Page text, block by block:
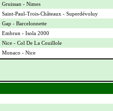
Gruissan - Nimes
Saint-Paul-Trois-Châteaux - Superdévoluy
Gap - Barcelonnette
Embrun - Isola 2000
Nice - Col De La Couillole
Monaco - Nice